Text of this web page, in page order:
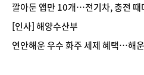
깔아둔 앱만 10개…전기차, 충전 때
[인사] 해양수산부
연안해운 우수 화주 세제 혜택…해